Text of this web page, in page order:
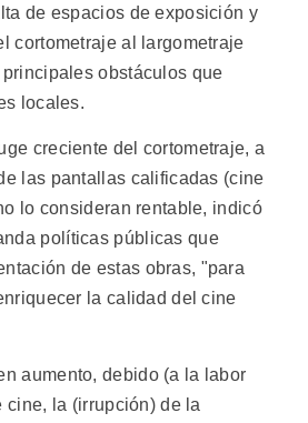
de espacios de exposición y
cortometraje al largometraje
obstáculos que
locales.
creciente del cortometraje, a
las pantallas calificadas (cine
lo consideran rentable, indicó
políticas públicas que
de estas obras, "para
la calidad del cine
aumento, debido (a la labor
cine, la (irrupción) de la